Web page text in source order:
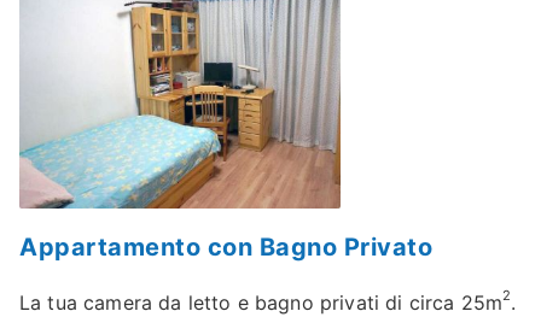
Appartamento con Bagno Privato
La tua camera da letto e bagno privati di circa 25m2.